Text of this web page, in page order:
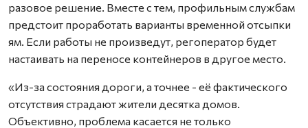
разовое решение. Вместе с тем, профильным службам
предстоит проработать варианты временной отсыпки
ям. Если работы не произведут, регоператор будет
настаивать на переносе контейнеров в другое место.
«Из-за состояния дороги, а точнее - её фактического
отсутствия страдают жители десятка домов.
Объективно, проблема касается не только